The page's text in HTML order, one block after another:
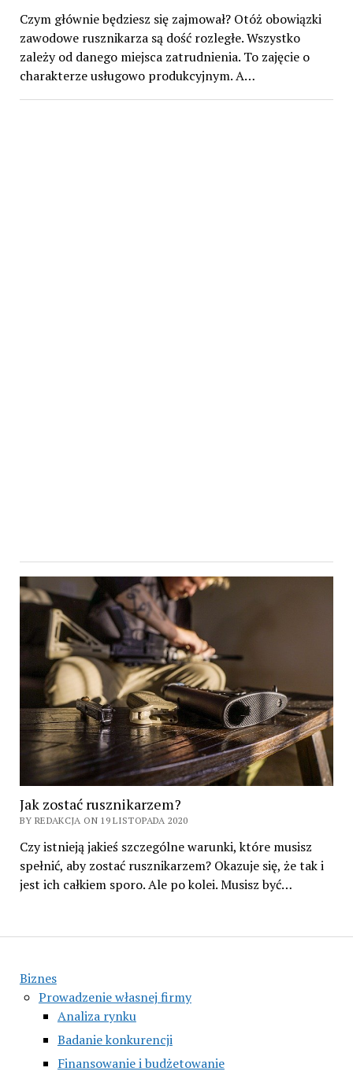
Biznes
Prowadzenie własnej firmy
Analiza rynku
Badanie konkurencji
Finansowanie i budżetowanie
Czym głównie będziesz się zajmował? Otóż obowiązki
zawodowe rusznikarza są dość rozległe. Wszystko
zależy od danego miejsca zatrudnienia. To zajęcie o
charakterze usługowo produkcyjnym. A…
Jak zostać rusznikarzem?
BY REDAKCJA ON 19 LISTOPADA 2020
Czy istnieją jakieś szczególne warunki, które musisz
spełnić, aby zostać rusznikarzem? Okazuje się, że tak i
jest ich całkiem sporo. Ale po kolei. Musisz być…